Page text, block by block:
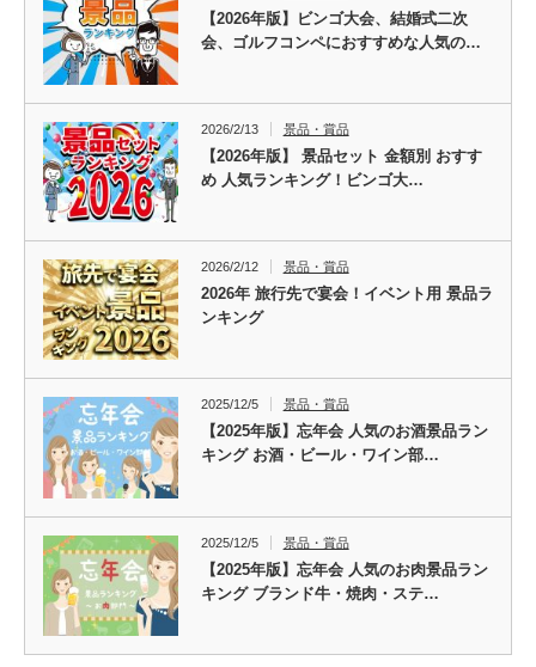
【2026年版】ビンゴ大会、結婚式二次
会、ゴルフコンペにおすすめな人気の…
2026/2/13 景品・賞品
【2026年版】 景品セット 金額別 おすす
め 人気ランキング！ビンゴ大…
2026/2/12 景品・賞品
2026年 旅行先で宴会！イベント用 景品ラ
ンキング
2025/12/5 景品・賞品
【2025年版】忘年会 人気のお酒景品ラン
キング お酒・ビール・ワイン部…
2025/12/5 景品・賞品
【2025年版】忘年会 人気のお肉景品ラン
キング ブランド牛・焼肉・ステ…